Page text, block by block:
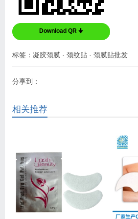
Download QR 🠋
标签： 凝胶颈膜 · 颈纹贴 · 颈膜贴批发
分享到：
相关推荐